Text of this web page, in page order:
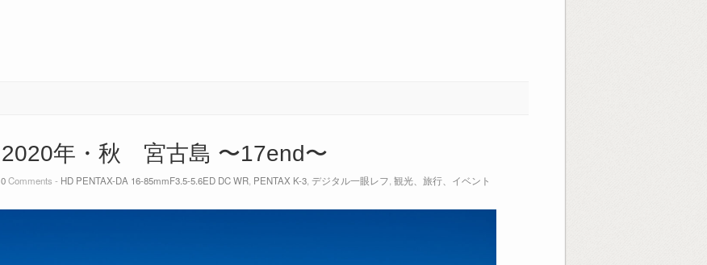
2020年・秋 宮古島 〜17end〜
0Comments - HD PENTAX-DA 16-85mmF3.5-5.6ED DC WR, PENTAX K-3, デジタル一眼レフ, 観光、旅行、イベント